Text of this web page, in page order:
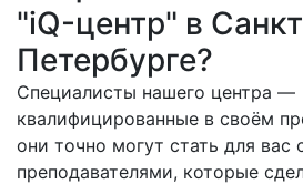
"iQ-центр" в
Петербурге?
Специалисты нашего центра —
квалифицированные в своём
они точно могут стать для
преподавателями, которые